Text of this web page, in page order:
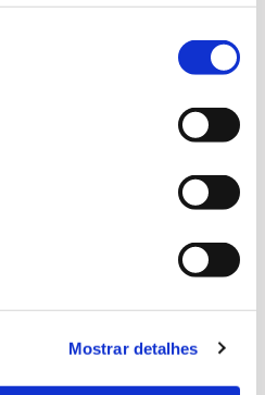
Mostrar detalhes